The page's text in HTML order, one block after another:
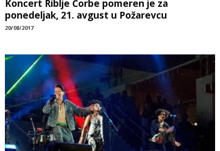
Koncert Riblje Čorbe pomeren je za
ponedeljak, 21. avgust u Požarevcu
20/08/2017